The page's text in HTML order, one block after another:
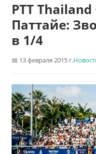
PTT
Паттайе:
в 1/4
13 февраля 2015 г.